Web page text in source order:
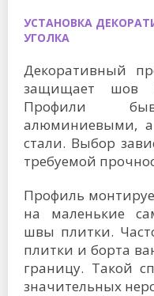
УСТАНОВКА
УГОЛКА
Декоративный
защищает шов
Профили
алюминиевыми,
стали. Выбор
требуемой
Профиль
на маленькие
швы плитки.
плитки и борта
границу. Такой
значительных